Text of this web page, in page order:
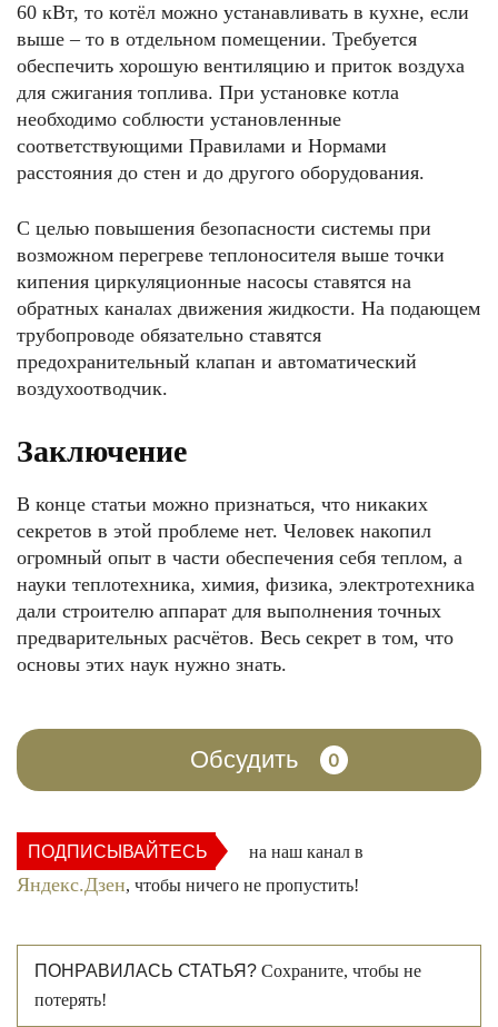
60 кВт, то котёл можно устанавливать в кухне, если
выше – то в отдельном помещении. Требуется
обеспечить хорошую вентиляцию и приток воздуха
для сжигания топлива. При установке котла
необходимо соблюсти установленные
соответствующими Правилами и Нормами
расстояния до стен и до другого оборудования.
С целью повышения безопасности системы при
возможном перегреве теплоносителя выше точки
кипения циркуляционные насосы ставятся на
обратных каналах движения жидкости. На подающем
трубопроводе обязательно ставятся
предохранительный клапан и автоматический
воздухоотводчик.
Заключение
В конце статьи можно признаться, что никаких
секретов в этой проблеме нет. Человек накопил
огромный опыт в части обеспечения себя теплом, а
науки теплотехника, химия, физика, электротехника
дали строителю аппарат для выполнения точных
предварительных расчётов. Весь секрет в том, что
основы этих наук нужно знать.
Обсудить 0
ПОДПИСЫВАЙТЕСЬ на наш канал в
Яндекс.Дзен, чтобы ничего не пропустить!
ПОНРАВИЛАСЬ СТАТЬЯ? Сохраните, чтобы не
потерять!